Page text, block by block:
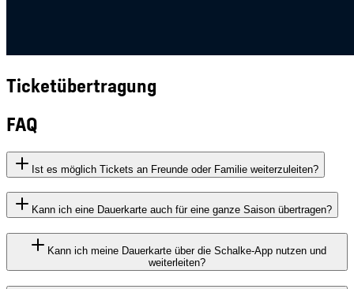
Ticketübertragung
FAQ
Ist es möglich Tickets an Freunde oder Familie weiterzuleiten?
Kann ich eine Dauerkarte auch für eine ganze Saison übertragen?
Kann ich meine Dauerkarte über die Schalke-App nutzen und
weiterleiten?